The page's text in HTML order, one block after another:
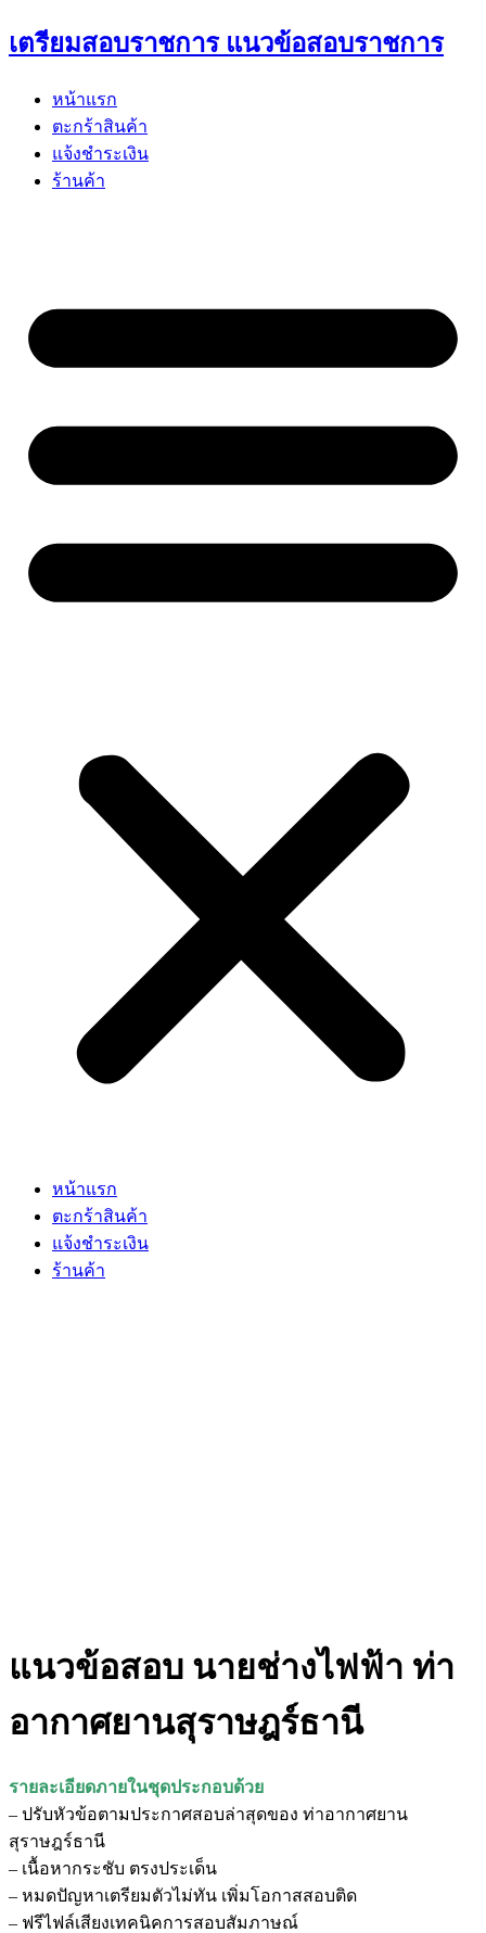
Skip
to
เตรียมสอบราชการ แนวข้อสอบราชการ
หน้าแรก
ตะกร้าสินค้า
แจ้งชำระเงิน
ร้านค้า
หน้าแรก
ตะกร้าสินค้า
แจ้งชำระเงิน
ร้านค้า
แนวข้อสอบ นายช่างไฟฟ้า ท่า
อากาศยานสุราษฎร์ธานี
รายละเอียดภายในชุดประกอบด้วย
– ปรับหัวข้อตามประกาศสอบล่าสุดของ ท่าอากาศยาน
สุราษฎร์ธานี
– เนื้อหากระชับ ตรงประเด็น
– หมดปัญหาเตรียมตัวไม่ทัน เพิ่มโอกาสสอบติด
– ฟรีไฟล์เสียงเทคนิคการสอบสัมภาษณ์